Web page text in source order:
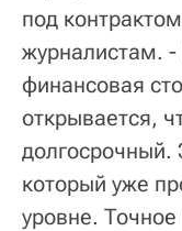
под
журналистам.
финансовая
открывается,
долгосрочный.
который уже
уровне.